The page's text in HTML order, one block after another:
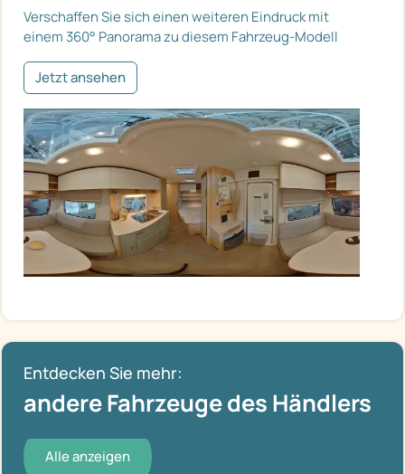
Verschaffen Sie sich einen weiteren Eindruck mit
einem 360° Panorama zu diesem Fahrzeug-Modell
Jetzt ansehen
Entdecken Sie mehr:
andere Fahrzeuge des Händlers
Alle anzeigen